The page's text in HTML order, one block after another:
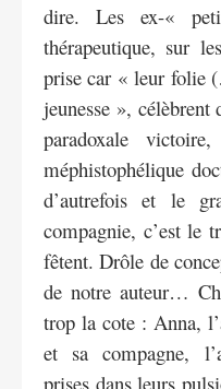
dire. Les ex-«
thérapeutique, sur
prise car « leur folie
jeunesse », célèbrent
paradoxale
méphistophélique
d’autrefois et le
compagnie, c’est le
fêtent. Drôle de
de notre auteur…
trop la cote : Anna,
et sa compagne,
prises dans leurs